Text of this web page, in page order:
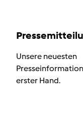
Unsere neuesten
erster Hand.